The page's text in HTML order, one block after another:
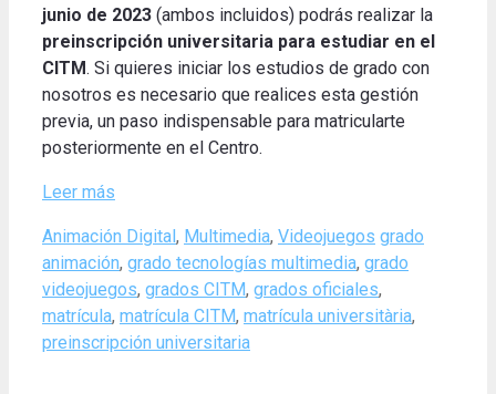
junio de 2023 (ambos incluidos) podrás realizar la
preinscripción universitaria para estudiar en el
CITM. Si quieres iniciar los estudios de grado con
nosotros es necesario que realices esta gestión
previa, un paso indispensable para matricularte
posteriormente en el Centro.
Leer más
Categories
Animación Digital, Multimedia, Videojuegos Tags
grado
animación, grado tecnologías multimedia, grado
videojuegos, grados CITM, grados oficiales,
matrícula, matrícula CITM, matrícula universitària,
preinscripción universitaria